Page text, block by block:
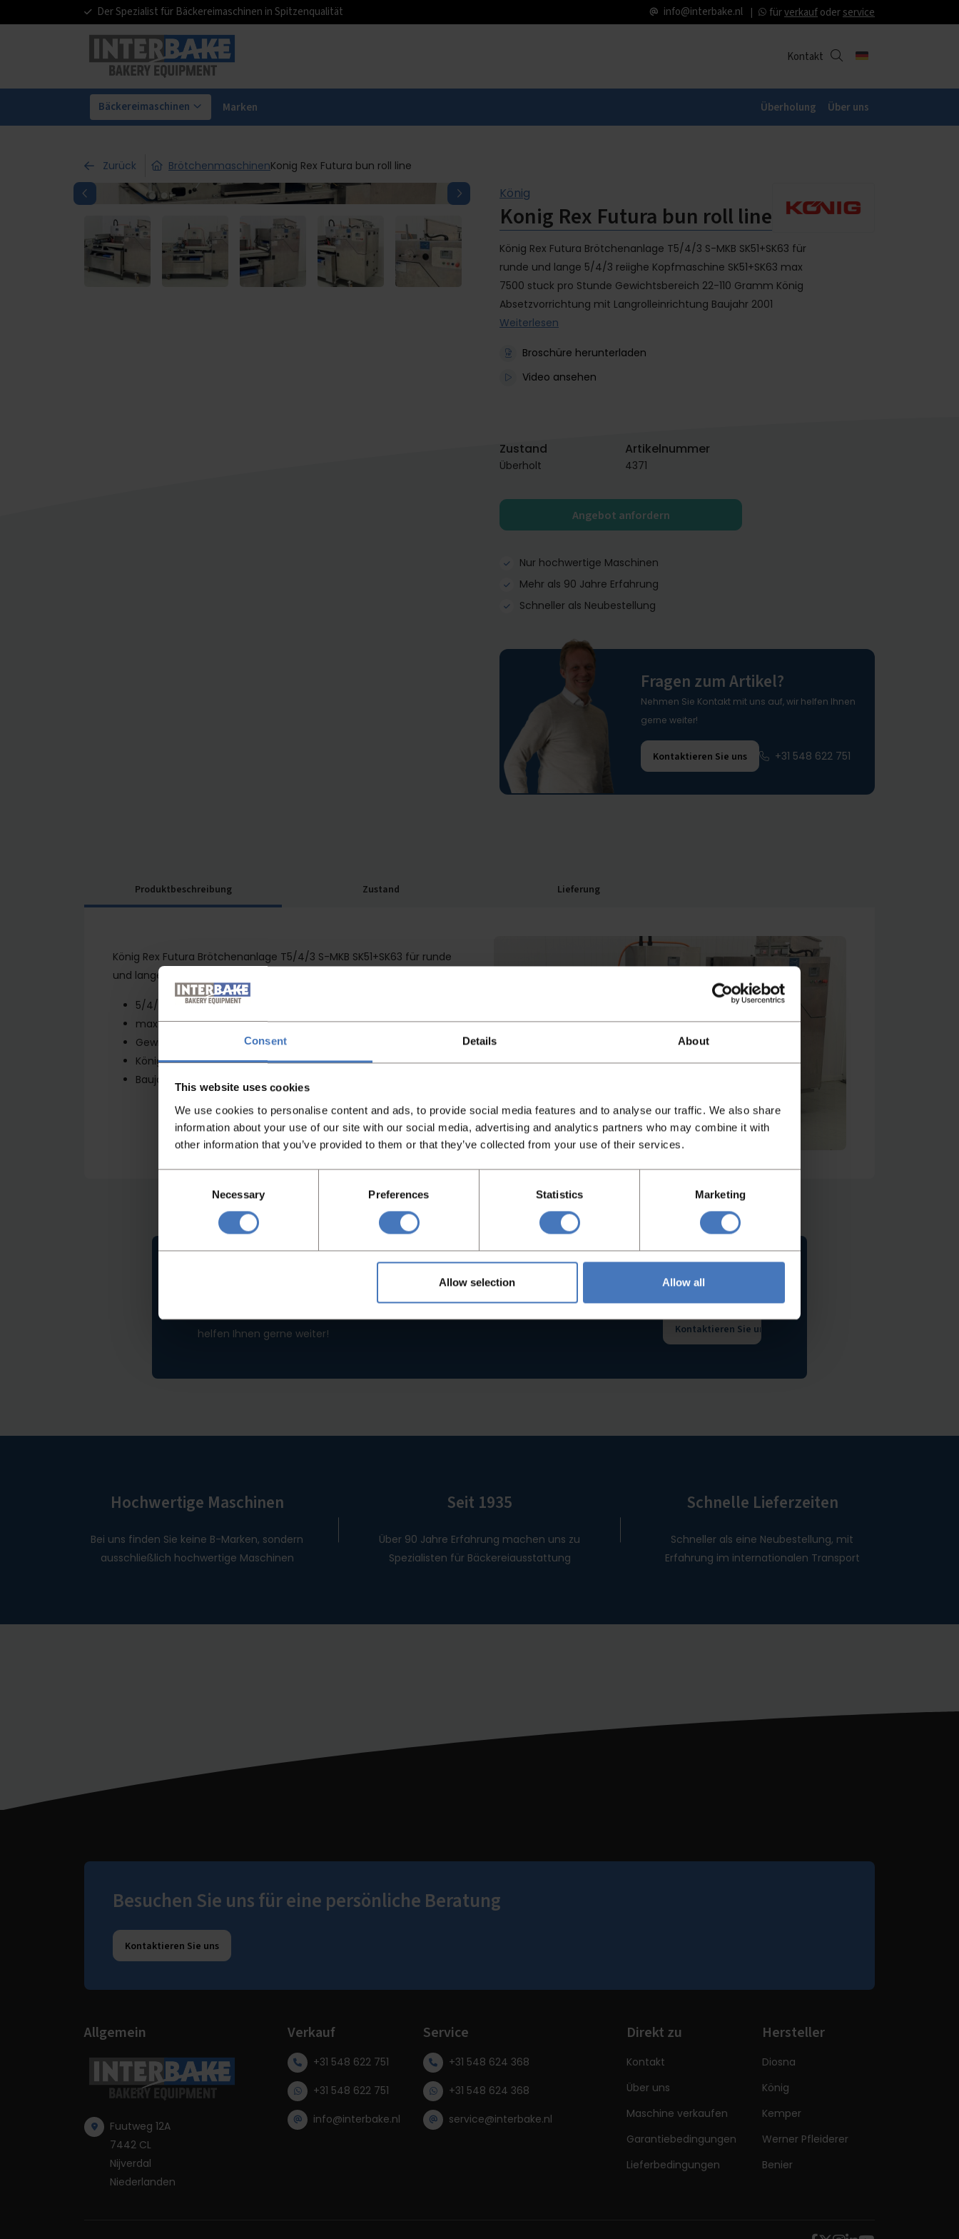
Consent Details About
This website uses cookies
We use cookies to personalise content and ads, to provide social media features and to analyse our traffic. We also share
information about your use of our site with our social media, advertising and analytics partners who may combine it with
other information that you’ve provided to them or that they’ve collected from your use of their services.
Necessary Preferences Statistics Marketing
Allow selection Allow all
Der Spezialist für Bäckereimaschinen in Spitzenqualität info@interbake.nl fürverkaufoderservice
Kontakt
Bäckereimaschinen Marken Überholung Über uns
Zurück BrötchenmaschinenKonig Rex Futura bun roll line
König
Konig Rex Futura bun roll line
König Rex Futura Brötchenanlage T5/4/3 S-MKB SK51+SK63 für
runde und lange 5/4/3 reiighe Kopfmaschine SK51+SK63 max
7500 stuck pro Stunde Gewichtsbereich 22-110 Gramm König
Absetzvorrichtung mit Langrolleinrichtung Baujahr 2001
Weiterlesen
Broschüre herunterladen
Video ansehen
Zustand
Überholt
Artikelnummer
4371
Angebot anfordern
Nur hochwertige Maschinen
Mehr als 90 Jahre Erfahrung
Schneller als Neubestellung
Fragen zum Artikel?
Nehmen Sie Kontakt mit uns auf, wir helfen Ihnen
gerne weiter!
Kontaktieren Sie uns +31 548 622 751
Produktbeschreibung Zustand Lieferung
König Rex Futura Brötchenanlage T5/4/3 S-MKB SK51+SK63 für runde
und lange
5/4/3 reiighe Kopfmaschine SK51+SK63
max 7500 stuck pro Stunde
Gewichtsbereich 22-110 Gramm
König Absetzvorrichtung mit Langrolleinrichtung
Baujahr 2001
Video ansehen
helfen Ihnen gerne weiter!
Kontaktieren Sie uns
Hochwertige Maschinen
Bei uns finden Sie keine B-Marken, sondern
ausschließlich hochwertige Maschinen
Seit 1935
Über 90 Jahre Erfahrung machen uns zu
Spezialisten für Bäckereiausstattung
Schnelle Lieferzeiten
Schneller als eine Neubestellung, mit
Erfahrung im internationalen Transport
Besuchen Sie uns für eine persönliche Beratung
Kontaktieren Sie uns
Allgemein
Fuutweg 12A
7442 CL
Nijverdal
Niederlanden
Verkauf
+31 548 622 751
+31 548 622 751
info@interbake.nl
Service
+31 548 624 368
+31 548 624 368
service@interbake.nl
Direkt zu
Kontakt
Über uns
Maschine verkaufen
Garantiebedingungen
Lieferbedingungen
Hersteller
Diosna
König
Kemper
Werner Pfleiderer
Benier